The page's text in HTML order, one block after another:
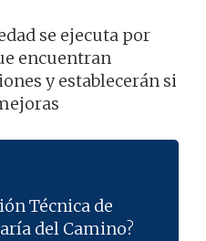
se ejecuta por
encuentran
y establecerán si
Técnica de
del Camino?